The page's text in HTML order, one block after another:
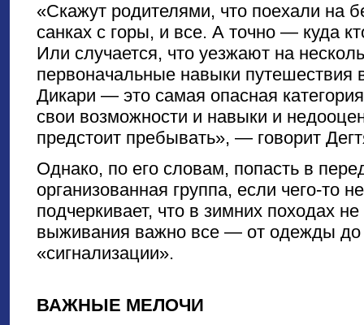
«Скажут родителями, что поехали на
санках с горы, и все. А точно — куда
Или случается, что уезжают на
первоначальные навыки путешествия
Дикари — это самая опасная
свои возможности и навыки и
предстоит пребывать», — говорит
Однако, по его словам, попасть в
организованная группа, если чего-то
подчеркивает, что в зимних походах
выживания важно все — от одежды до
«сигнализации».
ВАЖНЫЕ МЕЛОЧИ